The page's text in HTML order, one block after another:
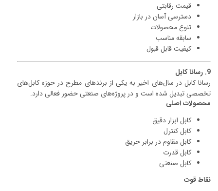
قیمت رقابتی
دسترسی آسان در بازار
تنوع محصولات
سابقه مناسب
کیفیت قابل قبول
9. رسانا کابل
رسانا کابل در سال‌های اخیر به یکی از برندهای مطرح در حوزه کابل‌های
تخصصی تبدیل شده است و در پروژه‌های صنعتی حضور فعالی دارد.
محصولات اصلی
کابل ابزار دقیق
کابل کنترل
کابل مقاوم در برابر حریق
کابل قدرت
کابل صنعتی
نقاط قوت